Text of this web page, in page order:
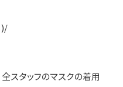
)/
スタッフのマスクの着用